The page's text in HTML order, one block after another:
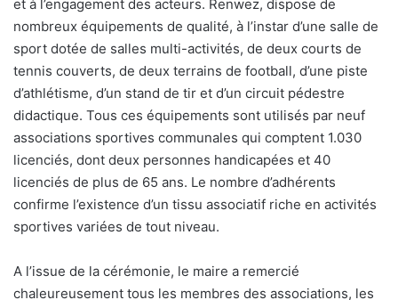
et à l’engagement des acteurs. Renwez, dispose de
nombreux équipements de qualité, à l’instar d’une salle de
sport dotée de salles multi-activités, de deux courts de
tennis couverts, de deux terrains de football, d’une piste
d’athlétisme, d’un stand de tir et d’un circuit pédestre
didactique. Tous ces équipements sont utilisés par neuf
associations sportives communales qui comptent 1.030
licenciés, dont deux personnes handicapées et 40
licenciés de plus de 65 ans. Le nombre d’adhérents
confirme l’existence d’un tissu associatif riche en activités
sportives variées de tout niveau.
A l’issue de la cérémonie, le maire a remercié
chaleureusement tous les membres des associations, les